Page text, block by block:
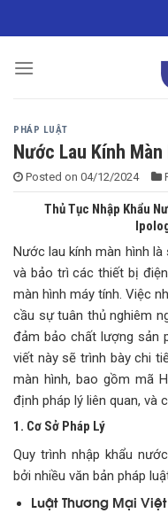
to
PHÁP LUẬT
Nước Lau Kính Màn
Posted on 04/12/2024
Thủ Tục Nhập Khẩu
Nước lau kính màn hình
và bảo trì các thiết bị
màn hình máy tính. Việc
cầu sự tuân thủ nghiêm
đảm bảo chất lượng sản
viết này sẽ trình bày chi
màn hình, bao gồm mã
định pháp lý liên quan, và
1. Cơ Sở Pháp Lý
Quy trình nhập khẩu
bởi nhiều văn bản pháp
Luật Thương Mại